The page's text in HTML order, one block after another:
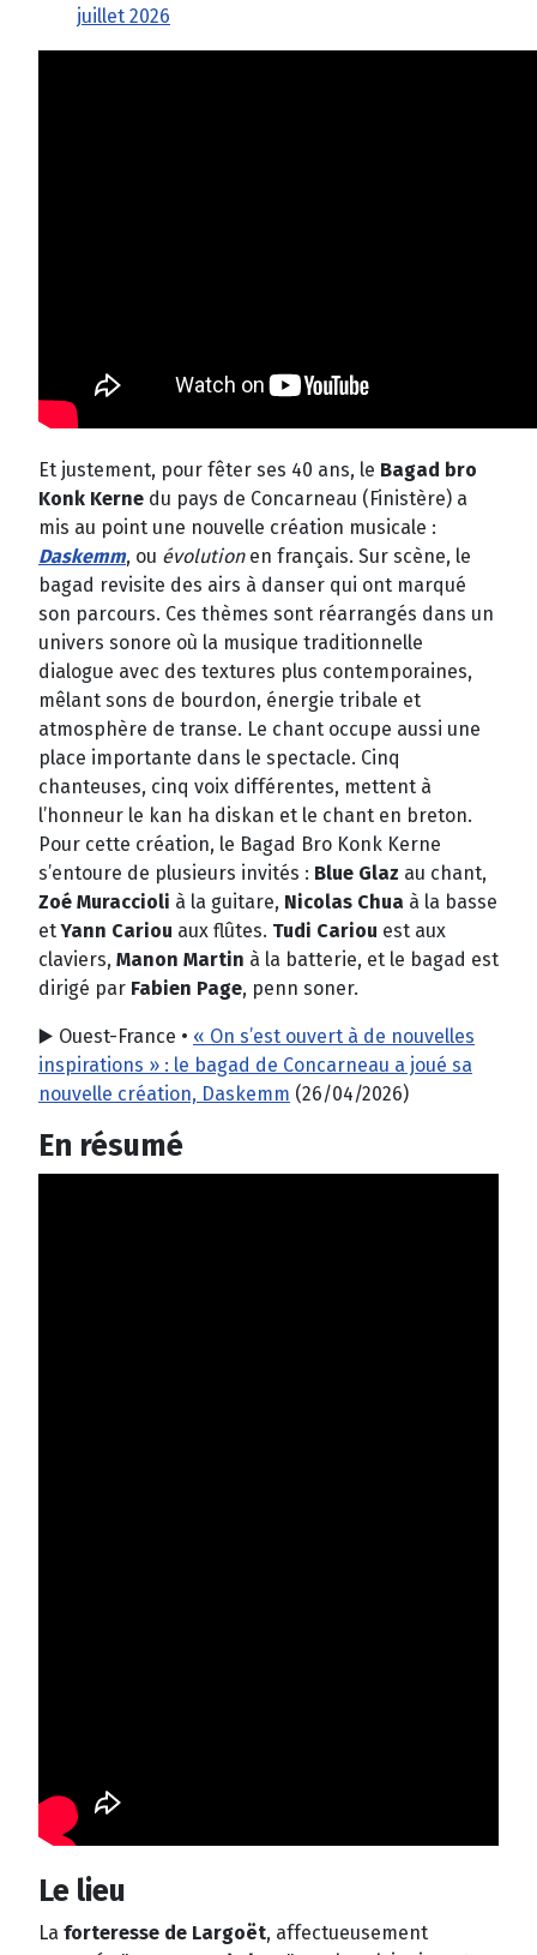
juillet 2026
Et justement, pour fêter ses 40 ans, le Bagad bro
Konk Kerne du pays de Concarneau (Finistère) a
mis au point une nouvelle création musicale :
Daskemm, ou évolutionen français. Sur scène, le
bagad revisite des airs à danser qui ont marqué
son parcours. Ces thèmes sont réarrangés dans un
univers sonore où la musique traditionnelle
dialogue avec des textures plus contemporaines,
mêlant sons de bourdon, énergie tribale et
atmosphère de transe. Le chant occupe aussi une
place importante dans le spectacle. Cinq
chanteuses, cinq voix différentes, mettent à
l’honneur le kan ha diskan et le chant en breton.
Pour cette création, le Bagad Bro Konk Kerne
s’entoure de plusieurs invités : Blue Glaz au chant,
Zoé Muraccioli à la guitare, Nicolas Chua à la basse
etYann Cariou aux flûtes. Tudi Cariou est aux
claviers, Manon Martin à la batterie, et le bagad est
dirigé par Fabien Page, penn soner.
▶️ Ouest-France • « On s’est ouvert à de nouvelles
inspirations » : le bagad de Concarneau a joué sa
nouvelle création, Daskemm (26/04/2026)
En résumé
Le lieu
La forteresse de Largoët, affectueusement